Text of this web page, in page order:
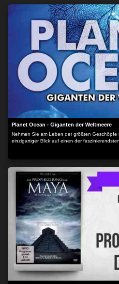
Planet Ocean - Giganten der Weltmeere
Nehmen Sie am Leben der größten
einzigartiger Blick auf einen der